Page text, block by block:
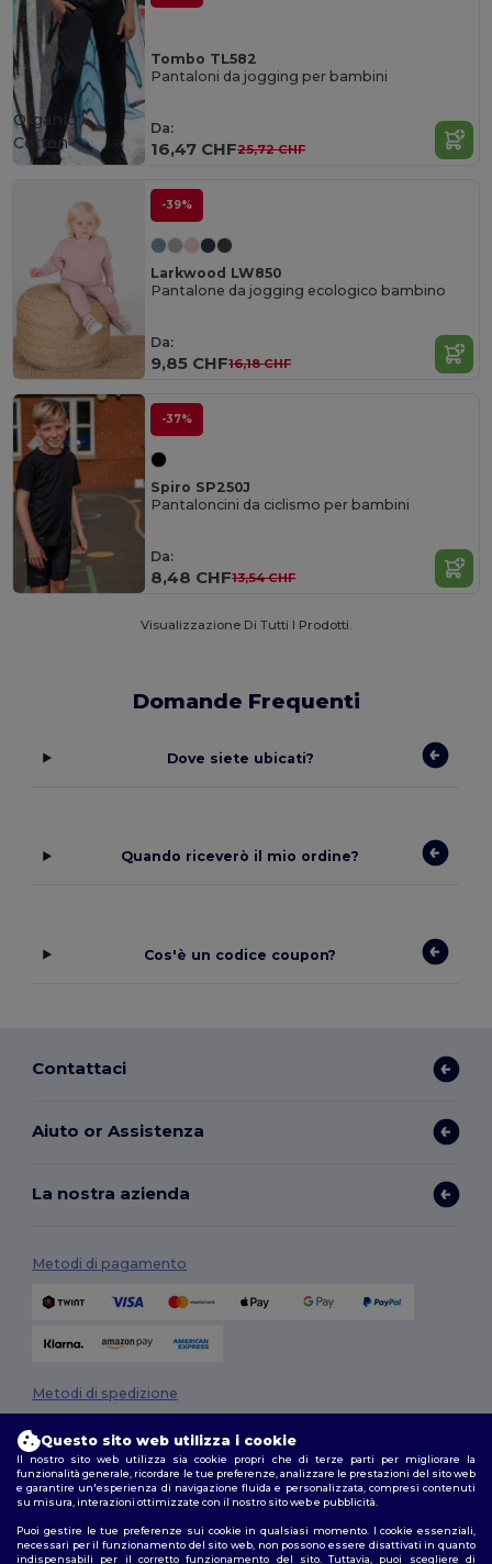
Tombo TL582
Pantaloni da jogging per bambini
Da:
16,47 CHF25,72 CHF
Organic
Cotton
-39%
Larkwood LW850
Pantalone da jogging ecologico bambino
Da:
9,85 CHF16,18 CHF
-37%
Spiro SP250J
Pantaloncini da ciclismo per bambini
Da:
8,48 CHF13,54 CHF
Visualizzazione Di Tutti I Prodotti.
Domande Frequenti
Dove siete ubicati?
Quando riceverò il mio ordine?
Cos'è un codice coupon?
Contattaci
Aiuto or Assistenza
La nostra azienda
Metodi di pagamento
Metodi di spedizione
Seguici
Questo sito web utilizza i cookie
Il nostro sito web utilizza sia cookie propri che di terze parti per migliorare la
funzionalità generale, ricordare le tue preferenze, analizzare le prestazioni del sito web
e garantire un'esperienza di navigazione fluida e personalizzata, compresi contenuti
su misura, interazioni ottimizzate con il nostro sito web e pubblicità.
Puoi gestire le tue preferenze sui cookie in qualsiasi momento. I cookie essenziali,
necessari per il funzionamento del sito web, non possono essere disattivati in quanto
indispensabili per il corretto funzionamento del sito. Tuttavia, puoi scegliere di